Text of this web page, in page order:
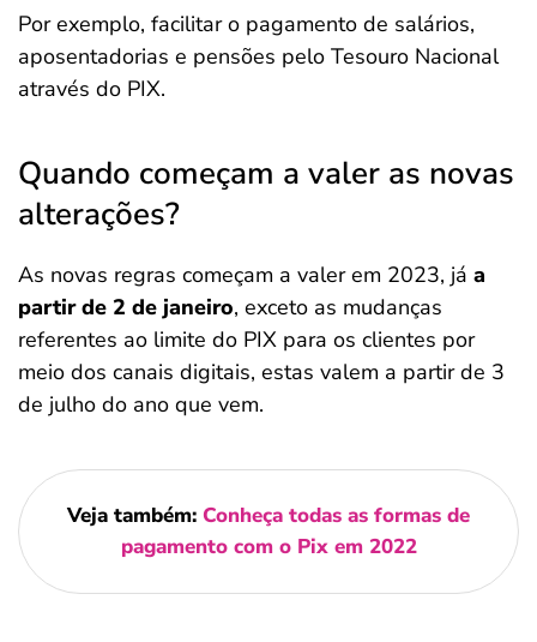
Por exemplo, facilitar o pagamento de salários,
aposentadorias e pensões pelo Tesouro Nacional
através do PIX.
Quando começam a valer as novas
alterações?
As novas regras começam a valer em 2023, já a
partir de 2 de janeiro, exceto as mudanças
referentes ao limite do PIX para os clientes por
meio dos canais digitais, estas valem a partir de 3
de julho do ano que vem.
Veja também: Conheça todas as formas de
pagamento com o Pix em 2022